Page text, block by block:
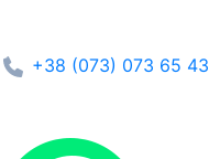
+38 (073) 073 65 43